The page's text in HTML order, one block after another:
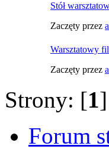
Stół
Zaczęty przez
Warsztatowy
Zaczęty przez
Strony: [1]
Forum